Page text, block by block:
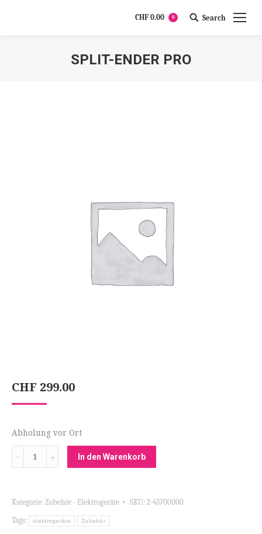
CHF 0.00 0 Search:
Search
SPLIT-ENDER PRO
CHF 299.00
Abholung vor Ort
Menge
In den Warenkorb
Kategorie: Zubehör - Elektrogeräte SKU: 2-43700000
Tags: elektrogeräte Zubehör